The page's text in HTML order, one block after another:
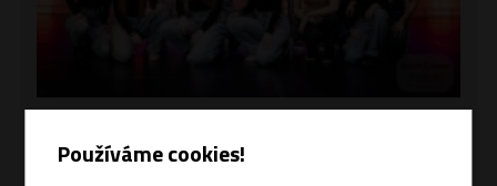
Používáme cookies!